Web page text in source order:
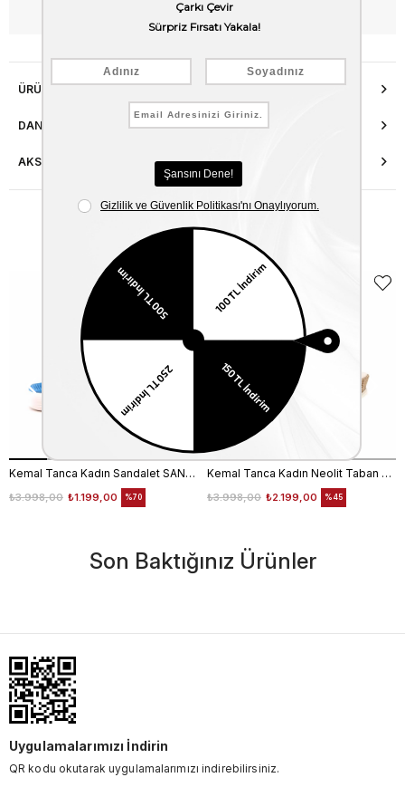
WhatsApp’tan Bilgi Al
ÜRÜN ÖZELLIKLERI
DANIŞMA HATTI
AKSESUAR ONARIMI
Benzer Ürünler
Kemal Tanca Kadın Sandalet SANDALET
₺1.199,00
₺3.998,00 %70
Kemal Tanca Kadın Neolit Taban Dolgu Topuklu Sandalet 1573
₺2.199,00
₺3.998,00 %45
Son Baktığınız Ürünler
Uygulamalarımızı İndirin
QR kodu okutarak uygulamalarımızı indirebilirsiniz.